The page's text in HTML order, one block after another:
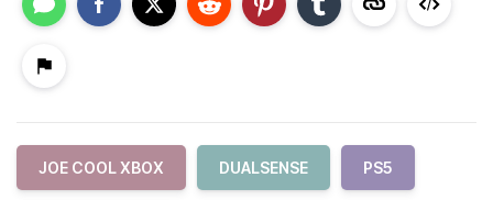
JOE COOL XBOX DUALSENSE PS5